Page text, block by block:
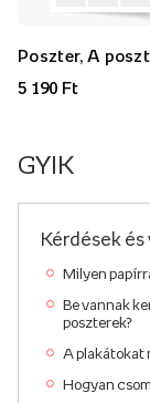
5 190 Ft
GYIK
Kérdések és
Milyen
Be vannak
poszterek?
A plakátokat
Hogyan